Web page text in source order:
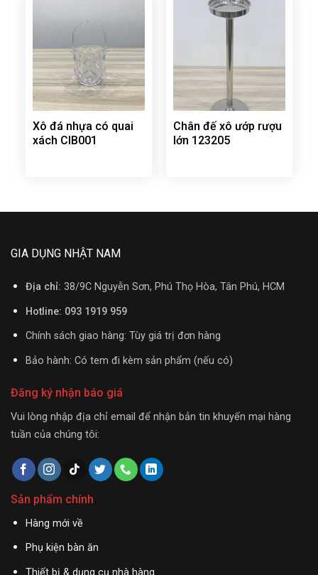
Xô đá nhựa có quai
xách CIB001
Chân đế xô ướp rượu
lớn 123205
GIA DỤNG NHẬT NAM
Địa chỉ: 38/9C Nguyễn Sơn, Phú Thọ Hòa, Tân Phú, HCM
Hotline: 093 1919 959
Chính sách giao hàng: Tùy giá trị đơn hàng
Bảo hành: Có tem đi kèm sản phẩm (nếu có)
Đăng ký nhận báo giá
Vui lòng nhập địa chỉ email để nhận bản tin khuyến mại hàng
tuần của chúng tôi:
Sản phẩm chính
Hàng mới về
Phụ kiện bàn ăn
Thiết bị & dụng cụ nhà hàng